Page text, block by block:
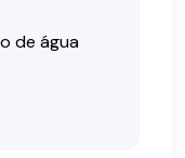
de água